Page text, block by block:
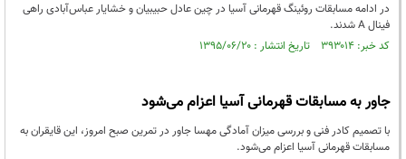
در ادامه مسابقات روئینگ قهرمانی آسیا در چین عادل حبیبیان و خشایار عباس‌آبادی راهی
فینال A شدند.
کد خبر: ۳۹۳۰۱۴ تاریخ انتشار : ۱۳۹۵/۰۶/۲۰
جاور به مسابقات قهرمانی آسیا اعزام می‌شود
با تصمیم کادر فنی و بررسی میزان آمادگی مهسا جاور در تمرین صبح امروز، این قایقران به
مسابقات قهرمانی آسیا اعزام می‌شود.